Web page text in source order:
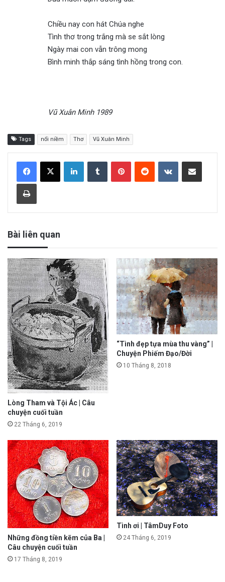
Chiều nay con hát Chúa nghe
Tình thơ trong trắng mà se sắt lòng
Ngày mai con vẫn trông mong
Bình minh thắp sáng tình hồng trong con.
Vũ Xuân Minh 1989
Tags nổi niềm Thơ Vũ Xuân Minh
Bài liên quan
Lòng Tham và Tội Ác | Câu
chuyện cuối tuần
22 Tháng 6, 2019
“Tình đẹp tựa mùa thu vàng” |
Chuyện Phiếm Đạo/Đời
10 Tháng 8, 2018
Những đồng tiền kẽm của Ba |
Câu chuyện cuối tuần
17 Tháng 8, 2019
Tình ơi | TâmDuy Foto
24 Tháng 6, 2019